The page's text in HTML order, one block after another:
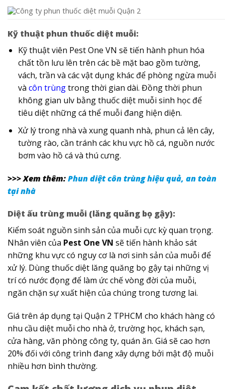
Kỹ thuật phun thuốc diệt muỗi:
Kỹ thuật viên Pest One VN sẽ tiến hành phun hóa
chất tồn lưu lên trên các bề mặt bao gồm tường,
vách, trần và các vật dụng khác để phòng ngừa muỗi
và côn trùngtrong thời gian dài. Đồng thời phun
không gian ulv bằng thuốc diệt muỗi sinh học để
tiêu diệt những cá thể muỗi đang hiện diện.
Xử lý trong nhà và xung quanh nhà, phun cả lên cây,
tường rào, cần tránh các khu vực hồ cá, nguồn nước
bơm vào hồ cá và thú cưng.
>>> Xem thêm:Phun diệt côn trùng hiệu quả, an toàn
tại nhà
Diệt ấu trùng muỗi (lăng quăng bọ gậy):
Kiểm soát nguồn sinh sản của muỗi cực kỳ quan trọng.
Nhân viên của Pest One VN sẽ tiến hành khảo sát
những khu vực có nguy cơ là nơi sinh sản của muỗi để
xử lý. Dùng thuốc diệt lăng quăng bọ gậy tại những vị
trí có nước đọng để làm ức chế vòng đời của muỗi,
ngăn chặn sự xuất hiện của chúng trong tương lai.
Giá trên áp dụng tại Quận 2 TPHCM cho khách hàng có
nhu cầu diệt muỗi cho nhà ở, trường học, khách sạn,
cửa hàng, văn phòng công ty, quán ăn. Giá sẽ cao hơn
20% đối với công trình đang xây dựng bởi mật độ muỗi
nhiều hơn bình thường.